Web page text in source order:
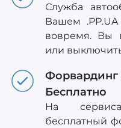
Служба
Вашем
вовремя. Вы
или
Форвардинг
Бесплатно
На
бесплатный